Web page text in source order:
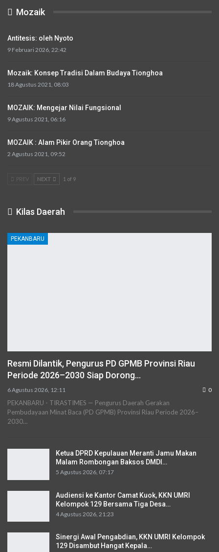
Mozaik
Antitesis: oleh Nyoto
9 Februari 2026, 22:42
Mozaik: Konsep Tradisi Dalam Budaya Tionghoa
18 Agustus 2021, 08:03
MOZAIK: Mengejar Nilai Fungsional
9 Agustus 2021, 06:16
MOZAIK : Alam Pikir Orang Tionghoa
2 Agustus 2021, 09:52
PREV NEXT 1 of 9
Kilas Daerah
PEKANBARU
Resmi Dilantik, Pengurus PD GPMB Provinsi Riau
Periode 2026–2030 Siap Dorong…
6 Agustus 2026, 12:11 0
PEKANBARU - TIRASTIMES — Pengurus Daerah Gerakan
Pembudayaan Minat Baca (PD GPMB) Provinsi Riau Periode 2026–
2030…
Ketua DPRD Kepulauan Meranti Jamu Makan
Malam Rombongan Baksos DMDI…
5 Agustus 2026, 07:17
Audiensi ke Kantor Camat Kuok, KKN UMRI
Kelompok 129 Bersama Tiga Desa…
4 Agustus 2026, 21:23
Sinergi Awal Pengabdian, KKN UMRI Kelompok
129 Disambut Hangat Kepala…